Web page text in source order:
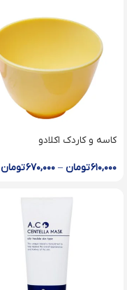
کاسه و کاردک اکلادو
۶۱۰,۰۰۰تومان – ۶۷۰,۰۰۰تومان